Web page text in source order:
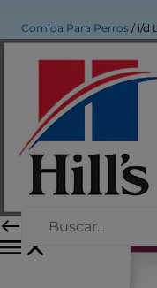
Comida Para Perros i/d
i/d Low Fat Alimento Seco